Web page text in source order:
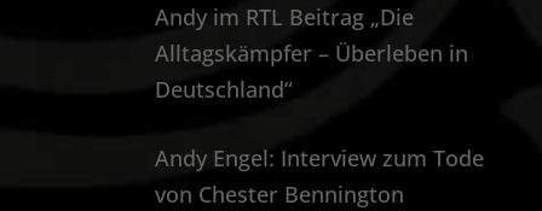
Andy im RTL Beitrag „Die
Alltagskämpfer – Überleben in
Deutschland“
Andy Engel: Interview zum Tode
von Chester Bennington